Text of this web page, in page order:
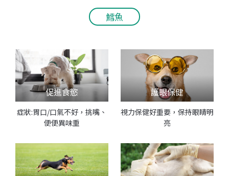
鱈魚
促進食慾
症狀:胃口/口氣不好，挑嘴、
便便異味重
護眼保健
視力保健好重要，保持眼睛明
亮